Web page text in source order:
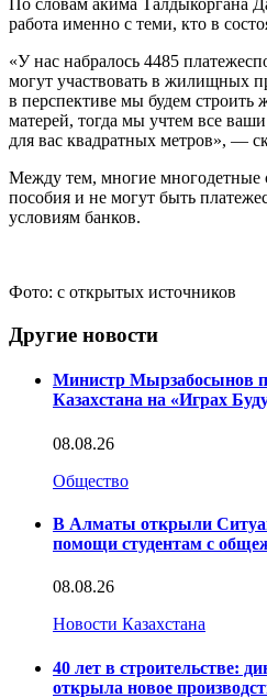
По словам акима Талдыкоргана
работа именно с теми, кто в
«У нас набралось 4485
могут участвовать в жилищных
в перспективе мы будем строить
матерей, тогда мы учтем все
для вас квадратных метров», —
Между тем, многие многодетные
пособия и не могут быть
условиям банков.
Фото: с открытых источников
Другие новости
Министр Мырзабосынов
Казахстана на «Играх
08.08.26
Общество
В Алматы открыли
помощи студентам с
08.08.26
Новости Казахстана
40 лет в строительстве:
открыла новое